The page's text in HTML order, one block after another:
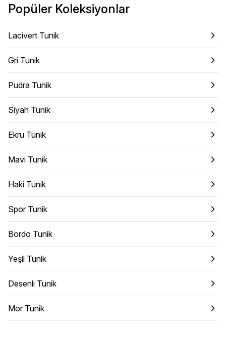
Popüler Koleksiyonlar
Lacivert Tunik
Gri Tunik
Pudra Tunik
Siyah Tunik
Ekru Tunik
Mavi Tunik
Haki Tunik
Spor Tunik
Bordo Tunik
Yeşil Tunik
Desenli Tunik
Mor Tunik